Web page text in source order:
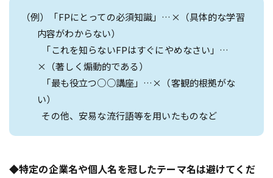
（例）「FPにとっての必須知識」…×（具体的な学習
内容がわからない）
「これを知らないFPはすぐにやめなさい」…
×（著しく煽動的である）
「最も役立つ○○講座」…×（客観的根拠がな
い）
その他、安易な流行語等を用いたものなど
◆特定の企業名や個人名を冠したテーマ名は避けてくだ